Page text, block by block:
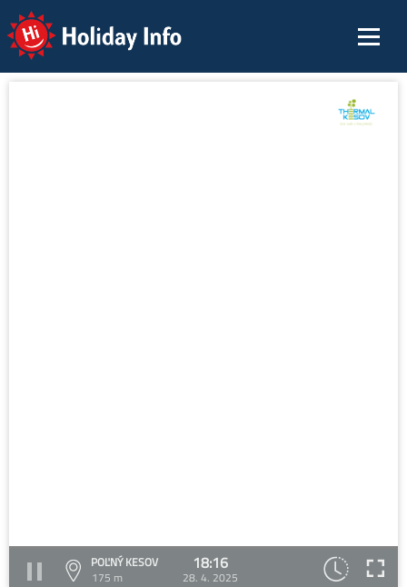
Holiday Info
POĽNÝ KESOV
175 m
18:16
28. 4. 2025